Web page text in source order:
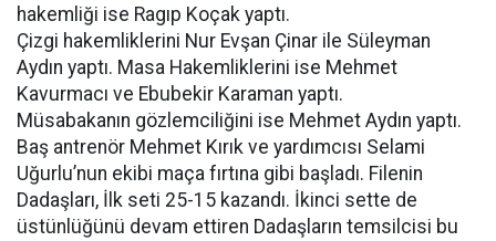
hakemliği ise Ragıp Koçak yaptı.
Çizgi hakemliklerini Nur Evşan Çinar ile Süleyman
Aydın yaptı. Masa Hakemliklerini ise Mehmet
Kavurmacı ve Ebubekir Karaman yaptı.
Müsabakanın gözlemciliğini ise Mehmet Aydın yaptı.
Baş antrenör Mehmet Kırık ve yardımcısı Selami
Uğurlu’nun ekibi maça fırtına gibi başladı. Filenin
Dadaşları, İlk seti 25-15 kazandı. İkinci sette de
üstünlüğünü devam ettiren Dadaşların temsilcisi bu